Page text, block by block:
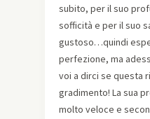
subito, per il suo
sofficità e per il suo
gustoso…quindi
perfezione, ma
voi a dirci se questa
gradimento! La sua
molto veloce e